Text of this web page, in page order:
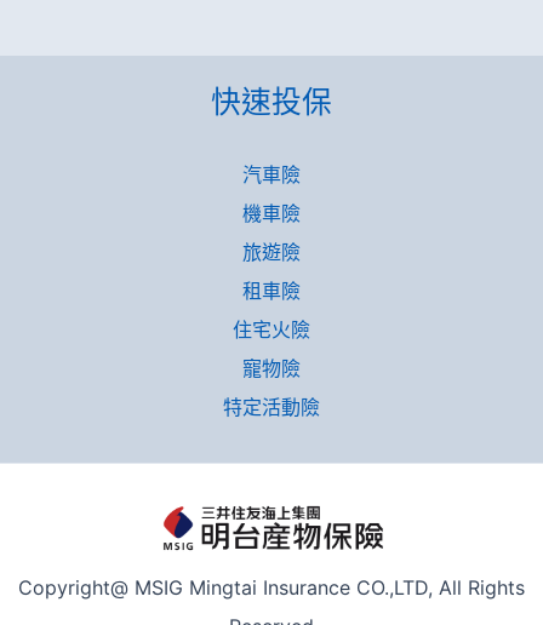
快速投保
汽車險
機車險
旅遊險
租車險
住宅火險
寵物險
特定活動險
Copyright@ MSIG Mingtai Insurance CO.,LTD, All Rights